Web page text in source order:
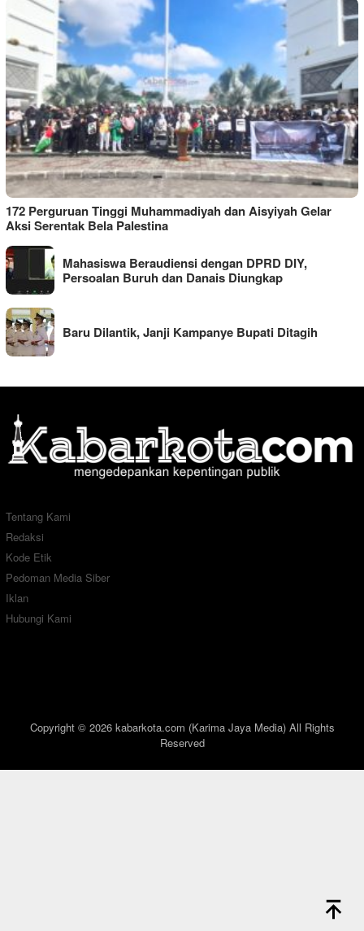
172 Perguruan Tinggi Muhammadiyah dan Aisyiyah Gelar
Aksi Serentak Bela Palestina
Mahasiswa Beraudiensi dengan DPRD DIY,
Persoalan Buruh dan Danais Diungkap
Baru Dilantik, Janji Kampanye Bupati Ditagih
Tentang Kami
Redaksi
Kode Etik
Pedoman Media Siber
Iklan
Hubungi Kami
Copyright © 2026 kabarkota.com (Karima Jaya Media) All Rights
Reserved